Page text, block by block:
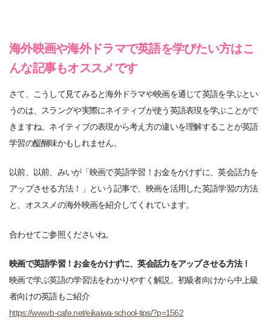
海外映画や海外ドラマで英語を学びたい方はこ
んな記事もオススメです
さて、こうして見てみると海外ドラマや映画を通じて英語を学ぶとい
うのは、スラングや実際にネイティブが使う英語表現を学ぶことがで
きますね。ネイティブの表現から考え方の違いを理解することが英語
学習の醍醐味かもしれません。
以前、以前、みいが「映画で英語学習！お金をかけずに、英会話力を
アップさせる方法！」という記事で、映画を活用した英語学習の方法
と、オススメの海外映画を紹介してくれています。
合わせてご参照くださいね。
映画で英語学習！お金をかけずに、英会話力をアップさせる方法！
映画で学ぶ英語の学習法をわかりやすく解説。初級者向けから中上級
者向けの英語もご紹介
https://www.b-cafe.net/eikaiwa-school-tips/?p=1562